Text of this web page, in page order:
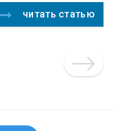
читать статью